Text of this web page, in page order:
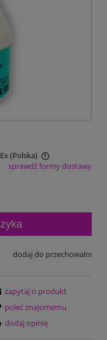
(Polska)
płatności
sprawdź formy dostawy
dodaj do przechowalni
zapytaj o produkt
poleć znajomemu
dodaj opinię